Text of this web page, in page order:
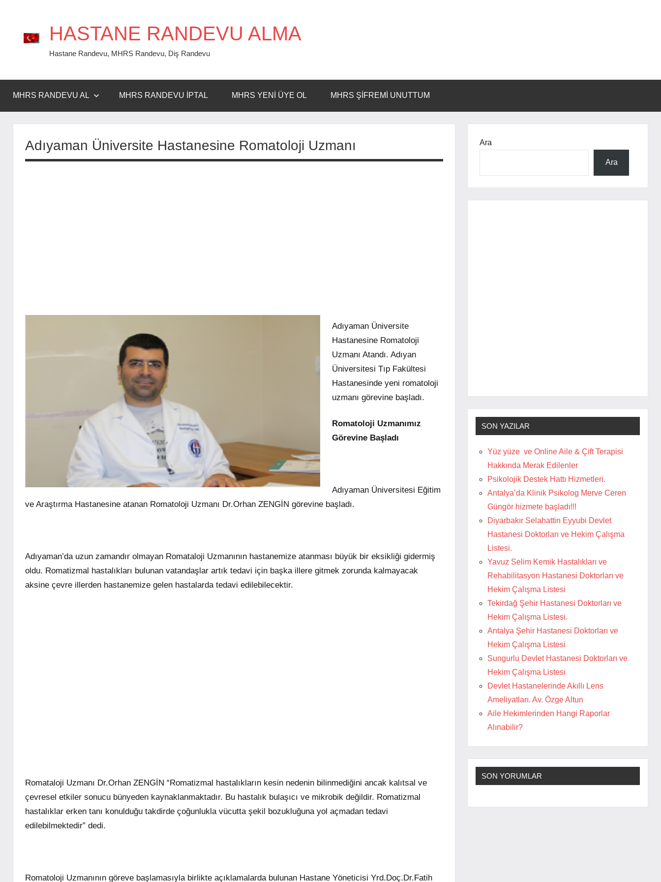
HASTANE RANDEVU ALMA
Hastane Randevu, MHRS Randevu, Diş Randevu
MHRS RANDEVU AL MHRS RANDEVU İPTAL MHRS YENI ÜYE OL MHRS ŞIFREMI UNUTTUM
Adıyaman Üniversite Hastanesine Romatoloji Uzmanı
Adıyaman Üniversite
Hastanesine Romatoloji
Uzmanı Atandı. Adıyan
Üniversitesi Tıp Fakültesi
Hastanesinde yeni romatoloji
uzmanı görevine başladı.
Romatoloji Uzmanımız
Görevine Başladı
Adıyaman Üniversitesi Eğitim
ve Araştırma Hastanesine atanan Romatoloji Uzmanı Dr.Orhan ZENGİN görevine başladı.
Adıyaman’da uzun zamandır olmayan Romataloji Uzmanının hastanemize atanması büyük bir eksikliği gidermiş
oldu. Romatizmal hastalıkları bulunan vatandaşlar artık tedavi için başka illere gitmek zorunda kalmayacak
aksine çevre illerden hastanemize gelen hastalarda tedavi edilebilecektir.
Romataloji Uzmanı Dr.Orhan ZENGİN “Romatizmal hastalıkların kesin nedenin bilinmediğini ancak kalıtsal ve
çevresel etkiler sonucu bünyeden kaynaklanmaktadır. Bu hastalık bulaşıcı ve mikrobik değildir. Romatizmal
hastalıklar erken tanı konulduğu takdirde çoğunlukla vücutta şekil bozukluğuna yol açmadan tedavi
edilebilmektedir” dedi.
Romatoloji Uzmanının göreve başlamasıyla birlikte açıklamalarda bulunan Hastane Yöneticisi Yrd.Doç.Dr.Fatih
Ara
Ara
SON YAZILAR
Yüz yüze ve Online Aile & Çift Terapisi
Hakkında Merak Edilenler
Psikolojik Destek Hattı Hizmetleri.
Antalya’da Klinik Psikolog Merve Ceren
Güngör hizmete başladı!!!
Diyarbakır Selahattin Eyyubi Devlet
Hastanesi Doktorları ve Hekim Çalışma
Listesi.
Yavuz Selim Kemik Hastalıkları ve
Rehabilitasyon Hastanesi Doktorları ve
Hekim Çalışma Listesi
Tekirdağ Şehir Hastanesi Doktorları ve
Hekim Çalışma Listesi.
Antalya Şehir Hastanesi Doktorları ve
Hekim Çalışma Listesi
Sungurlu Devlet Hastanesi Doktorları ve
Hekim Çalışma Listesi
Devlet Hastanelerinde Akıllı Lens
Ameliyatları. Av. Özge Altun
Aile Hekimlerinden Hangi Raporlar
Alınabilir?
SON YORUMLAR